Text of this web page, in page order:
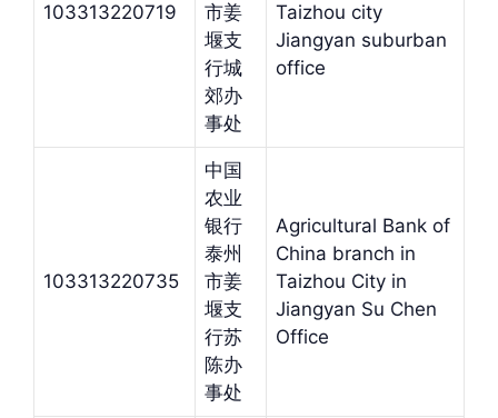
103313220719
市姜
堰支
行城
郊办
事处
Taizhou city
Jiangyan suburban
office
103313220735
中国
农业
银行
泰州
市姜
堰支
行苏
陈办
事处
Agricultural Bank of
China branch in
Taizhou City in
Jiangyan Su Chen
Office